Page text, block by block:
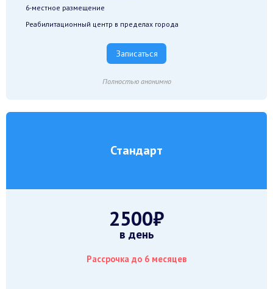
6-местное размещение
Реабилитационный центр в пределах города
Записаться
Полностью анонимно
Стандарт
2500₽
в день
Рассрочка до 6 месяцев